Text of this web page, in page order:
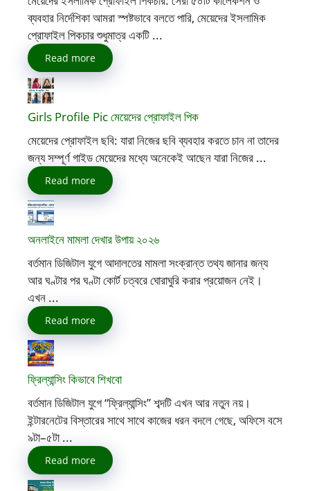
ব্যবহার নির্দেশিকা আমরা স্পষ্টভাবে বলতে পারি, মেয়েদের ইসলামিক
প্রোফাইল পিকচার শুধুমাত্র একটি ...
Read more
Girls Profile Pic মেয়েদের প্রোফাইল পিক
মেয়েদের প্রোফাইল ছবি: যারা নিজের ছবি ব্যবহার করতে চান না তাদের
জন্য সম্পূর্ণ গাইড মেয়েদের মধ্যে অনেকেই আছেন যারা নিজের ...
Read more
অনলাইনে মামলা দেখার উপায় ২০২৬
বর্তমান ডিজিটাল যুগে আদালতের মামলা সংক্রান্ত তথ্য জানার জন্য
আর ঘণ্টার পর ঘণ্টা কোর্ট চত্বরে ঘোরাঘুরি করার প্রয়োজন নেই।
এখন ...
Read more
ফ্রিল্যান্সিং কিভাবে শিখবো
বর্তমান ডিজিটাল যুগে “ফ্রিল্যান্সিং” শব্দটি এখন আর নতুন নয়।
ইন্টারনেটের বিস্তারের সাথে সাথে কাজের ধরন বদলে গেছে, অফিসে বসে
৯টা–৫টা ...
Read more